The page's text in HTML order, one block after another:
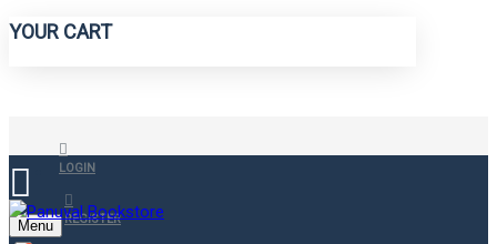
YOUR CART
LOGIN
REGISTER
Menu